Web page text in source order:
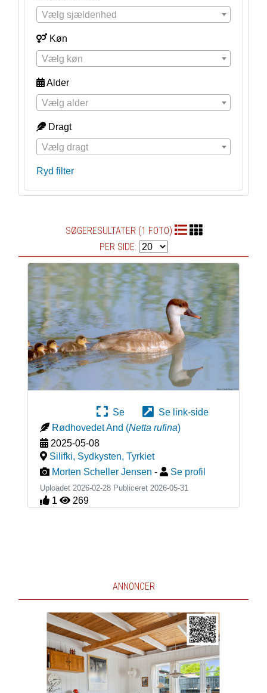
Vælg sjældenhed
Køn
Vælg køn
Alder
Vælg alder
Dragt
Vælg dragt
Ryd filter
SØGERESULTATER (1 FOTO)
PER SIDE:
Se
Se link-side
Rødhovedet And (Netta rufina)
2025-05-08
Silifki, Sydkysten, Tyrkiet
Morten Scheller Jensen - Se profil
Uploadet 2026-02-28 Publiceret 2026-05-31
1 269
ANNONCER